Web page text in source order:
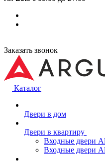
Заказать звонок
Каталог
Двери в дом
Двери в квартиру
Входные двери
Входные двери